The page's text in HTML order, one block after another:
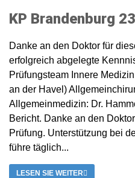
KP Brandenburg
Danke an den Doktor für
erfolgreich abgelegte
Prüfungsteam Innere
an der Havel)
Allgemeinmedizin: Dr.
Bericht. Danke an den
Prüfung. Unterstützung bei
führe täglich...
LESEN SIE WEITER